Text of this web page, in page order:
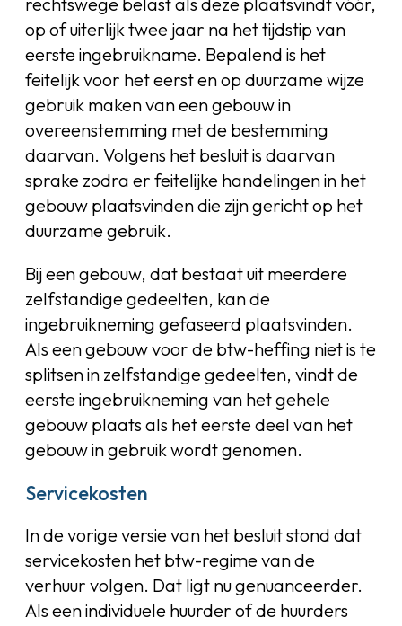
op of uiterlijk twee jaar na het tijdstip van
eerste ingebruikname. Bepalend is het
feitelijk voor het eerst en op duurzame wijze
gebruik maken van een gebouw in
overeenstemming met de bestemming
daarvan. Volgens het besluit is daarvan
sprake zodra er feitelijke handelingen in het
gebouw plaatsvinden die zijn gericht op het
duurzame gebruik.
Bij een gebouw, dat bestaat uit meerdere
zelfstandige gedeelten, kan de
ingebruikneming gefaseerd plaatsvinden.
Als een gebouw voor de btw-heffing niet is te
splitsen in zelfstandige gedeelten, vindt de
eerste ingebruikneming van het gehele
gebouw plaats als het eerste deel van het
gebouw in gebruik wordt genomen.
Servicekosten
In de vorige versie van het besluit stond dat
servicekosten het btw-regime van de
verhuur volgen. Dat ligt nu genuanceerder.
Als een individuele huurder of de huurders